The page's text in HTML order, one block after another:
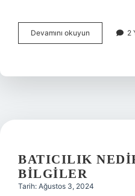
Devamını okuyun
önemi
sınıf
2
BATICILIK
BILGILER
Tarih: Ağustos 3, 2024